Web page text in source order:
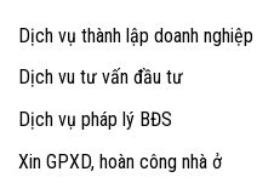
Dịch vụ thành lập doanh nghiệp
Dịch vu tư vấn đầu tư
Dịch vụ pháp lý BĐS
Xin GPXD, hoàn công nhà ở